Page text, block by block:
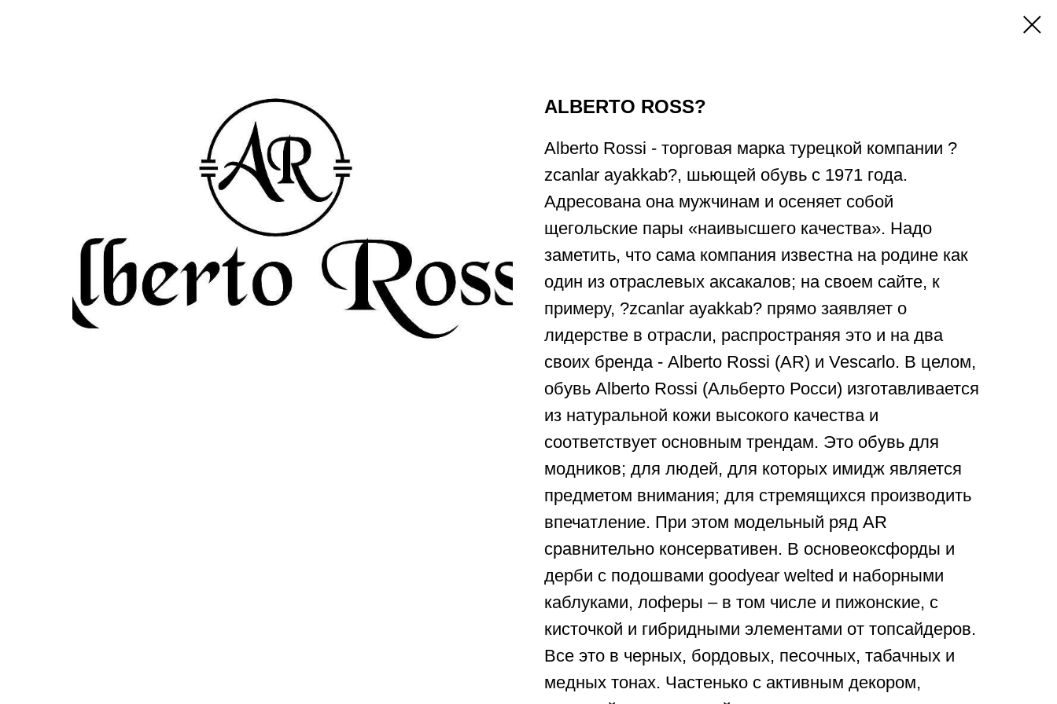
ALBERTO ROSS?
Alberto Rossi - торговая марка турецкой компании ?
zcanlar ayakkab?, шьющей обувь с 1971 года.
Адресована она мужчинам и осеняет собой
щегольские пары «наивысшего качества». Надо
заметить, что сама компания известна на родине как
один из отраслевых аксакалов; на своем сайте, к
примеру, ?zcanlar ayakkab? прямо заявляет о
лидерстве в отрасли, распространяя это и на два
своих бренда - Alberto Rossi (AR) и Vescarlo. В целом,
обувь Alberto Rossi (Альберто Росси) изготавливается
из натуральной кожи высокого качества и
соответствует основным трендам. Это обувь для
модников; для людей, для которых имидж является
предметом внимания; для стремящихся производить
впечатление. При этом модельный ряд AR
сравнительно консервативен. В основеоксфорды и
дерби с подошвами goodyear welted и наборными
каблуками, лоферы – в том числе и пижонские, с
кисточкой и гибридными элементами от топсайдеров.
Все это в черных, бордовых, песочных, табачных и
медных тонах. Частенько с активным декором,